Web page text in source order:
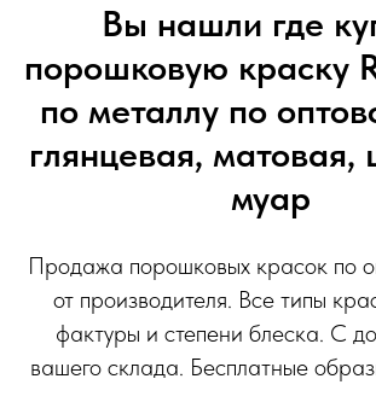
Вы нашли где
порошковую краску
по металлу по
глянцевая, матовая,
муар
Продажа порошковых красок по
от производителя. Все типы
фактуры и степени блеска. С
вашего склада. Бесплатные